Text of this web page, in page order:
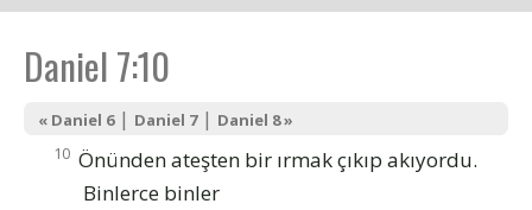
Daniel 7:10
« Daniel 6| Daniel 7| Daniel 8 »
10 Önünden ateşten bir ırmak çıkıp akıyordu.
Binlerce binler